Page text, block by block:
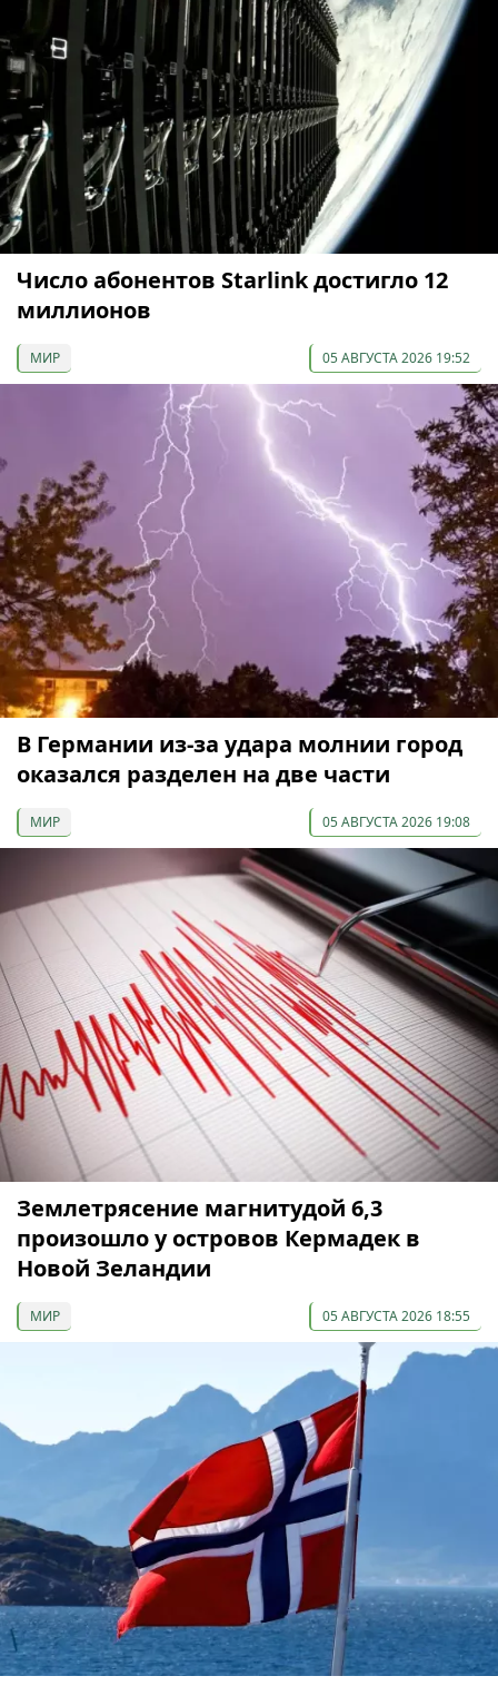
Число абонентов Starlink достигло 12
миллионов
МИР 05 АВГУСТА 2026 19:52
В Германии из-за удара молнии город
оказался разделен на две части
МИР 05 АВГУСТА 2026 19:08
Землетрясение магнитудой 6,3
произошло у островов Кермадек в
Новой Зеландии
МИР 05 АВГУСТА 2026 18:55